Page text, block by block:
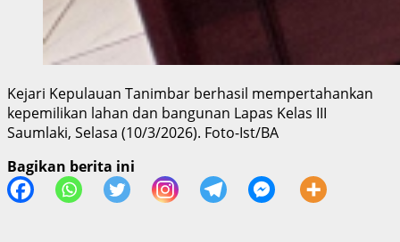
Kejari Kepulauan Tanimbar berhasil mempertahankan
kepemilikan lahan dan bangunan Lapas Kelas III
Saumlaki, Selasa (10/3/2026). Foto-Ist/BA
Bagikan berita ini